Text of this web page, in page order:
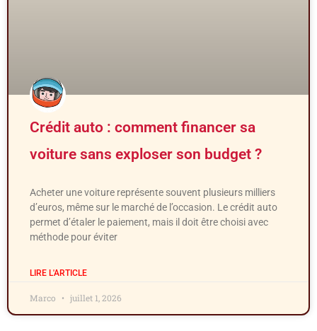
Crédit auto : comment financer sa
voiture sans exploser son budget ?
Acheter une voiture représente souvent plusieurs milliers
d’euros, même sur le marché de l’occasion. Le crédit auto
permet d’étaler le paiement, mais il doit être choisi avec
méthode pour éviter
LIRE L'ARTICLE
Marco juillet 1, 2026